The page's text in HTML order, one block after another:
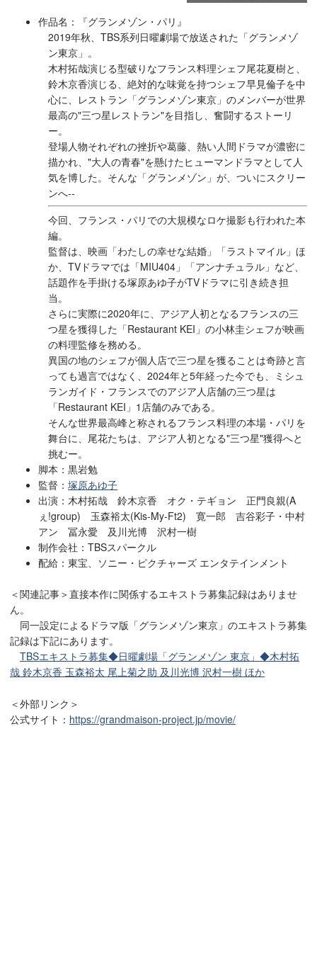
作品名：『グランメゾン・パリ』
2019年秋、TBS系列日曜劇場で放送された「グランメゾ
ン東京」。
木村拓哉演じる型破りなフランス料理シェフ尾花夏樹と、
鈴木京香演じる、絶対的な味覚を持つシェフ早見倫子を中
心に、レストラン「グランメゾン東京」のメンバーが世界
最高の"三つ星レストラン"を目指し、奮闘するストーリ
ー。
登場人物それぞれの挫折や葛藤、熱い人間ドラマが濃密に
描かれ、"大人の青春"を懸けたヒューマンドラマとして人
気を博した。そんな「グランメゾン」が、ついにスクリー
ンへ--
今回、フランス・パリでの大規模なロケ撮影も行われた本
編。
監督は、映画「わたしの幸せな結婚」「ラストマイル」ほ
か、TVドラマでは「MIU404」「アンナチュラル」など、
話題作を手掛ける塚原あゆ子がTVドラマに引き続き担
当。
さらに実際に2020年に、アジア人初となるフランスの三
つ星を獲得した「Restaurant KEI」の小林圭シェフが映画
の料理監修を務める。
異国の地のシェフが個人店で三つ星を獲ることは奇跡と言
っても過言ではなく、2024年と5年経った今でも、ミシュ
ランガイド・フランスでのアジア人店舗の三つ星は
「Restaurant KEI」1店舗のみである。
そんな世界最高峰と称されるフランス料理の本場・パリを
舞台に、尾花たちは、アジア人初となる"三つ星"獲得へと
挑むー。
脚本：黒岩勉
監督： 塚原あゆ子
出演：木村拓哉 鈴木京香 オク・テギョン 正門良親(A
ぇ!group) 玉森裕太(Kis-My-Ft2) 寛一郎 吉谷彩子・中村
アン 冨永愛 及川光博 沢村一樹
制作会社：TBSスパークル
配給：東宝、ソニー・ピクチャーズ エンタテインメント
＜関連記事＞直接本作に関係するエキストラ募集記録はありませ
ん。
同一設定によるドラマ版「グランメゾン東京」のエキストラ募集
記録は下記にあります。
TBSエキストラ募集◆日曜劇場「グランメゾン 東京 」◆木村拓
哉 鈴木京香 玉森裕太 尾上菊之助 及川光博 沢村一樹 ほか
＜外部リンク＞
公式サイト： https://grandmaison-project.jp/movie/